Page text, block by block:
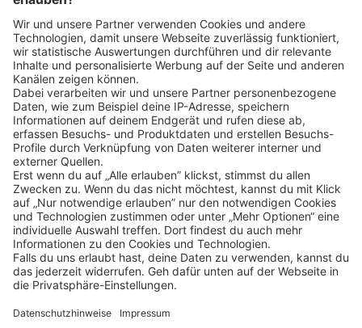
Bei Rückfragen zu der Position wende dich gerne
telefonisch an die Marktleitung unter: 03361 368510
Klickehier, um alle offenen Jobs zu sehen.
Impressum Datenschutz
Privatsphäre-Einstellungen
FAQ
Veranstaltungen
Sitemap